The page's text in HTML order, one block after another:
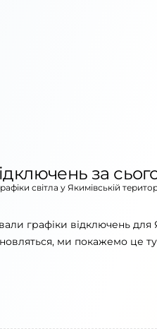
за
світла у Якимівській
графіки відключень для
ми покажемо це